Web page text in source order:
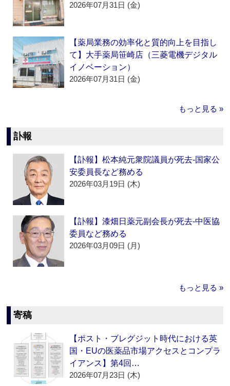
2026年07月31日 (金)
【薬局業務の効率化と質的向上を目指し
て】大手薬局笹崎店（三菱電機デジタル
イノベーション）
2026年07月31日 (金)
もっと見る »
訃報
【訃報】松本純元衆院議員が死去‐国家公
安委員長など務める
2026年03月19日 (木)
【訃報】漆畑日薬元副会長が死去‐中医協
委員など務める
2026年03月09日 (月)
もっと見る »
寄稿
【ポスト・ブレグジット時代における英
国・EUの医薬品市場アクセスとコンプラ
イアンス】第4回…
2026年07月23日 (木)